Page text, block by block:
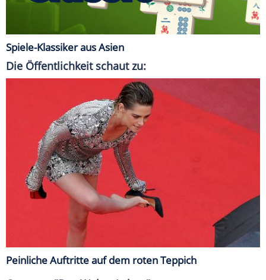
Spiele-Klassiker aus Asien
Die Öffentlichkeit schaut zu:
Peinliche Auftritte auf dem roten Teppich